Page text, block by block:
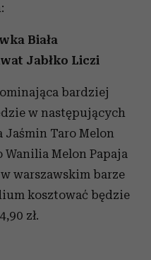
Biała
Jabłko Liczi
bardziej
w następujących
Jaśmin Taro Melon
Wanilia Melon Papaja
warszawskim barze
kosztować będzie
zł.